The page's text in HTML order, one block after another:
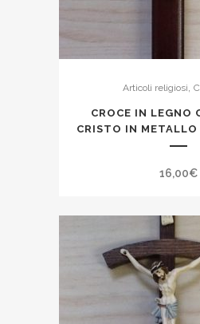
Articoli religiosi
CROCE IN LEGNO
CRISTO IN
16,00€